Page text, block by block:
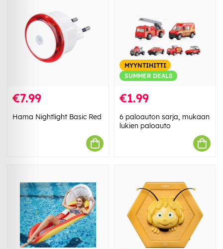
€7.99
Hama Nightlight Basic Red
MYYNTIHITTI
SUMMER DEALS
€1.99
6 paloauton sarja, mukaan
lukien paloauto